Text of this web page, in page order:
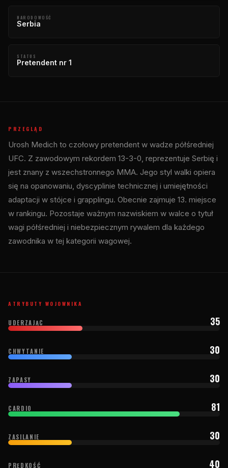
NARODOWOŚĆ
Serbia
STATUS
Pretendent nr 1
PRZEGLĄD
Urosh Medich to czołowy pretendent w wadze półśredniej
UFC. Z zawodowym rekordem 13-3-0, reprezentuje Serbię i
jest znany z wszechstronnego MMA. Jego styl walki opiera
się na opanowaniu, dyscyplinie technicznej i umiejętności
adaptacji w stójce i grapplingu. Obecnie zajmuje 13. miejsce
w rankingu. Pozostaje ważnym nazwiskiem w walce o tytuł
wagi półśredniej i niebezpiecznym rywalem dla każdego
zawodnika w tej kategorii wagowej.
ATRYBUTY WOJOWNIKA
UDERZAJĄC 35
CHWYTANIE 30
ZAPASY 30
CARDIO 81
ZASILANIE 30
PRĘDKOŚĆ 40